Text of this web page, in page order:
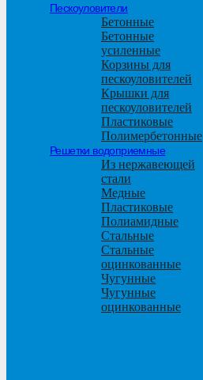
Пескоуловители
Бетонные
Бетонные
усиленные
Корзины для
пескоуловителей
Крышки для
пескоуловителей
Пластиковые
Полимербетонные
Решетки водоприемные
Из нержавеющей
стали
Медные
Пластиковые
Полиамидные
Стальные
Стальные
оцинкованные
Чугунные
Чугунные
оцинкованные